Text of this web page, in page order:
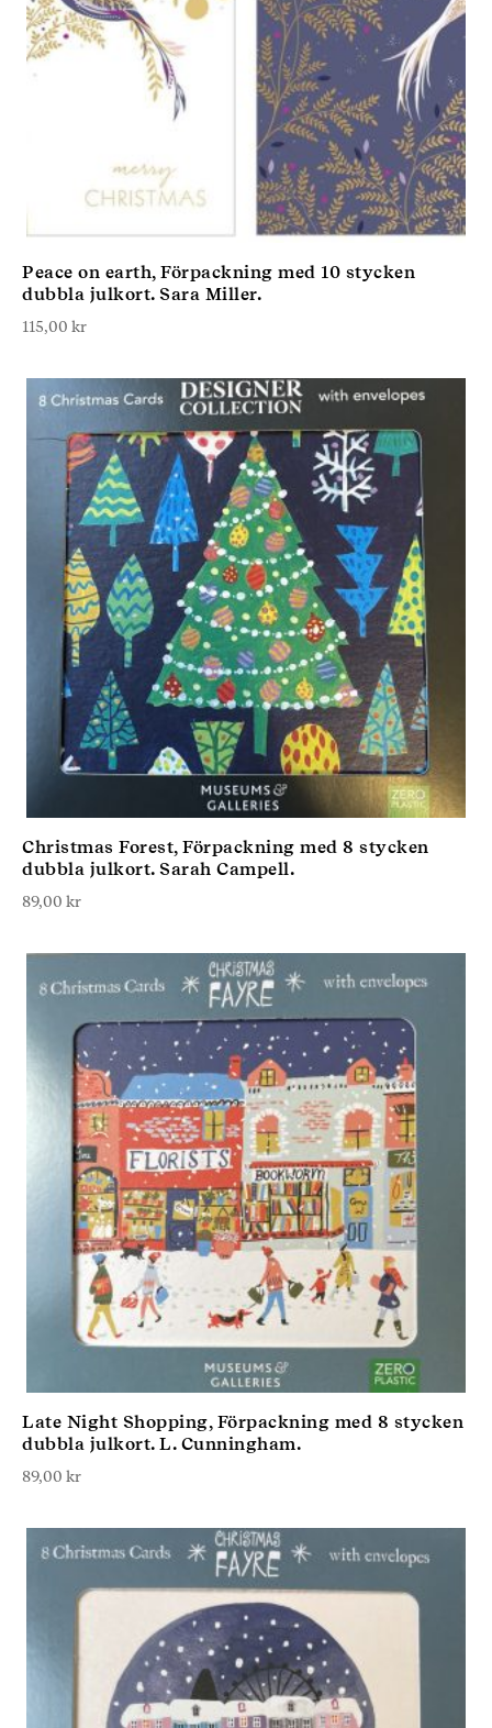
Peace on earth, Förpackning med 10 stycken
dubbla julkort. Sara Miller.
115,00 kr
Christmas Forest, Förpackning med 8 stycken
dubbla julkort. Sarah Campell.
89,00 kr
Late Night Shopping, Förpackning med 8 stycken
dubbla julkort. L. Cunningham.
89,00 kr